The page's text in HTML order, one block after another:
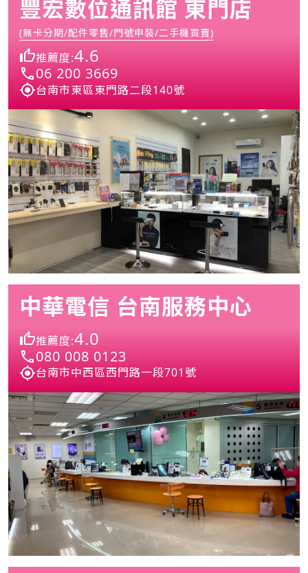
豐宏數位通訊館 東門店
(無卡分期/配件零售/門號申裝/二手機買賣)
推薦度:4.6
06 200 3669
台南市東區東門路二段140號
中華電信 台南服務中心
推薦度:4.0
080 008 0123
台南市中西區西門路一段701號